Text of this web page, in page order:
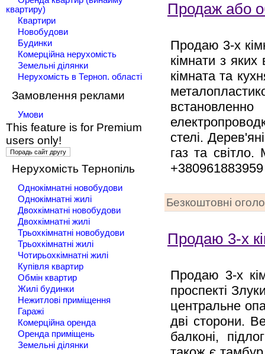
квартиру)
Квартири
Новобудови
Будинки
Комерційна нерухомість
Земельні ділянки
Нерухомість в Терноп. області
Замовлення реклами
Умови
This feature is for Premium
users only!
Нерухомість Тернопіль
Однокімнатні новобудови
Однокімнатні жилі
Двохкімнатні новобудови
Двохкімнатні жилі
Трьохкімнатні новобудови
Трьохкімнатні жилі
Чотирьохкімнатні жилі
Купівля квартир
Обмін квартир
Жилі будинки
Нежитлові приміщення
Гаражі
Комерційна оренда
Оренда приміщень
Земельні ділянки
Продаж або
Продаю 3-х
кімнати з
кімната та
стелі.
газ та
+380961883959
Безкоштовні
Продаю 3-х
Продаю 3-х
проспекті
центральне
дві сторони.
балконі,